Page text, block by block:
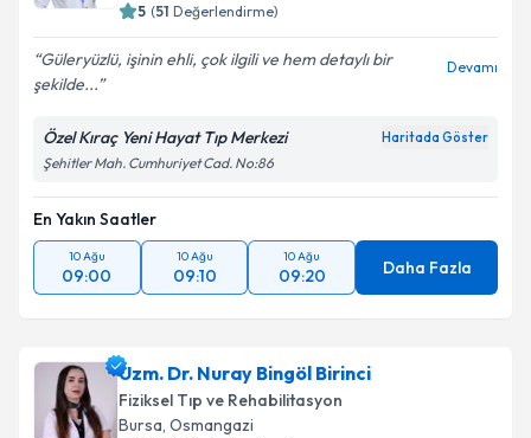
5 (51 Değerlendirme)
Güleryüzlü, işinin ehli, çok ilgili ve hem detaylı bir
şekilde...
Devamı
Özel Kıraç Yeni Hayat Tıp Merkezi Haritada Göster
Şehitler Mah. Cumhuriyet Cad. No:86
En Yakın Saatler
10 Ağu
09:00
10 Ağu
09:10
10 Ağu
09:20 Daha Fazla
Uzm. Dr. Nuray Bingöl Birinci
Fiziksel Tıp ve Rehabilitasyon
Bursa, Osmangazi